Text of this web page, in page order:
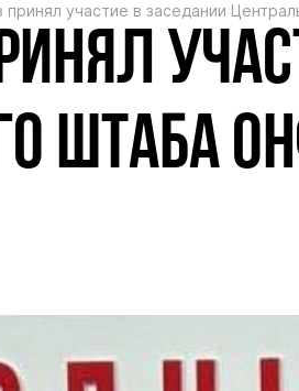
участие в заседании
ШТАБА